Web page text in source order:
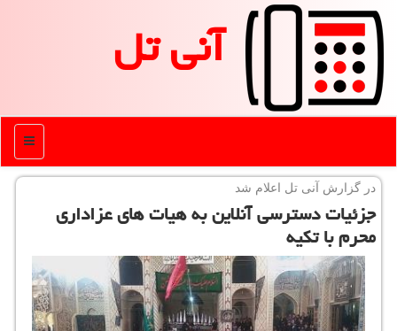
آنی تل
منو
در گزارش آنی تل اعلام شد
جزئیات دسترسی آنلاین به هیات های عزاداری
محرم با تكیه